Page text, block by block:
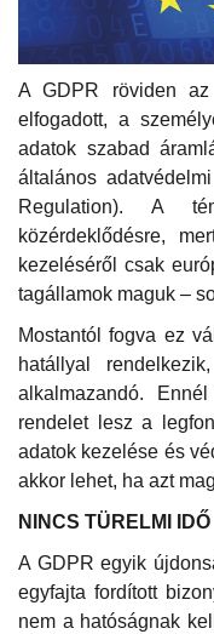
A GDPR röviden
elfogadott, a
adatok szabad
általános
Regulation). A
közérdeklődésre,
kezeléséről csak
tagállamok maguk –
Mostantól fogva ez
hatállyal
alkalmazandó.
rendelet lesz a
adatok kezelése és
akkor lehet, ha azt
NINCS TÜRELMI IDŐ
A GDPR egyik
egyfajta fordított
nem a hatóságnak